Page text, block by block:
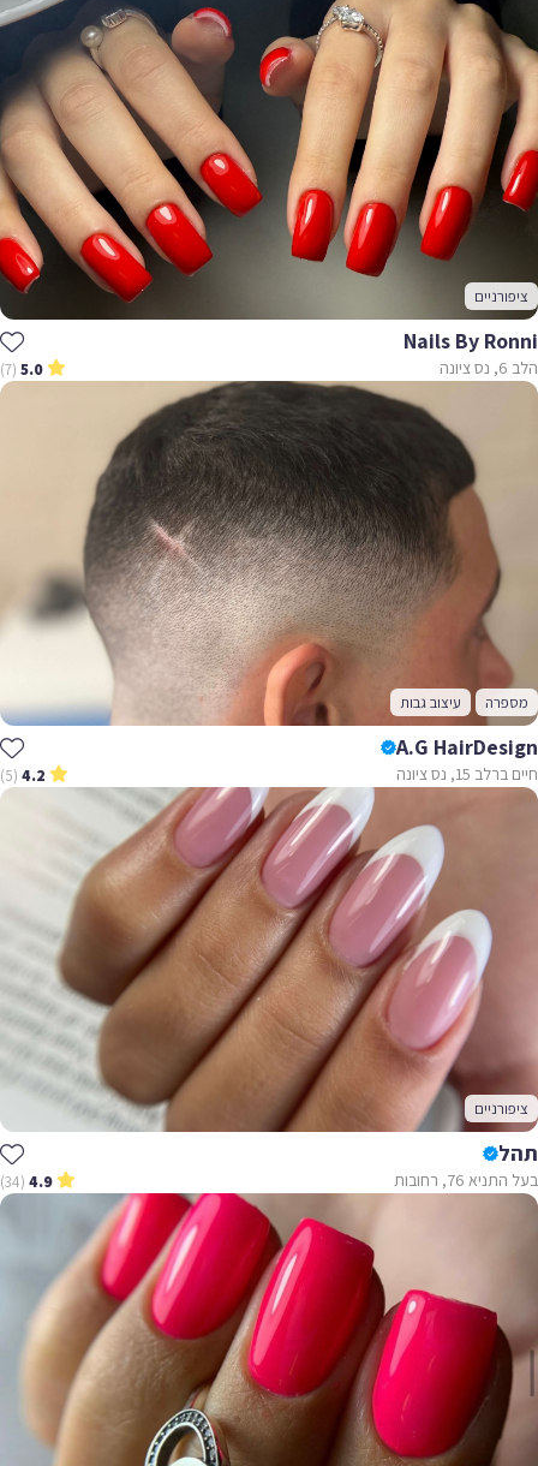
ציפורניים
Nails By Ronni
הלב 6, נס ציונה 5.0
(7)
מספרה עיצוב גבות
A.G HairDesign
חיים ברלב 15, נס ציונה 4.2
(5)
ציפורניים
תהל
בעל התניא 76, רחובות 4.9
(34)